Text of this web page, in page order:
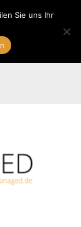
Sie uns Ihr